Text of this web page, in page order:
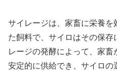
サイレージは、家畜に栄養
た飼料で、サイロはその保存
レージの発酵によって、家
安定的に供給でき、サイロ